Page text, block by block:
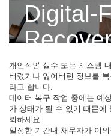
Digital-
데이터 복원
개인적인 실수 또는 시스템
버렸거나 잃어버린 정보를
라고 합니다.
데이터 복구 작업 중에는 예
가 상태가 될 수 있기 때문에
뢰하세요.
일정한 기간내 채무자가 이